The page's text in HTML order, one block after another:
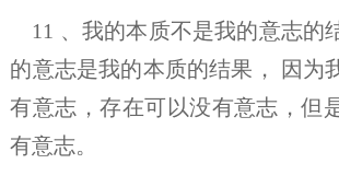
11 、我的本质不是我的意志的
的意志是我的本质的结果， 因为
有意志，存在可以没有意志，但
有意志。